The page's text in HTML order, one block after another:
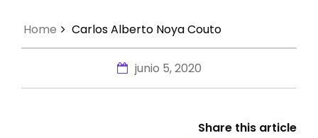
Home Carlos Alberto Noya Couto
junio 5, 2020
Share this article